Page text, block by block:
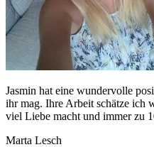
Jasmin hat eine wundervolle
ihr mag. Ihre Arbeit schätze ich
viel Liebe macht und immer zu
Marta Lesch